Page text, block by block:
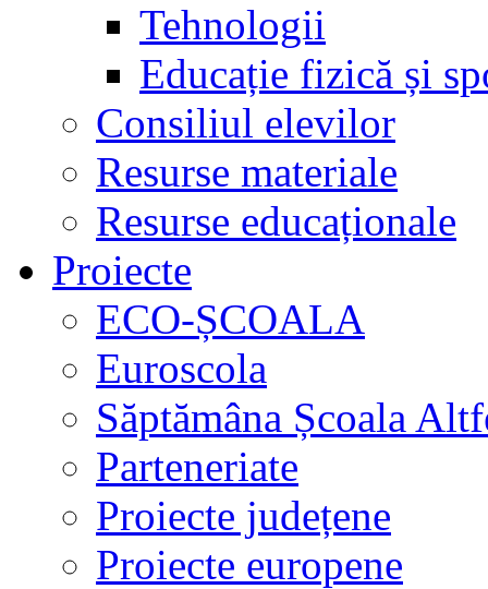
Tehnologii
Educație fizică și
Consiliul elevilor
Resurse materiale
Resurse educaționale
Proiecte
ECO-ȘCOALA
Euroscola
Săptămâna Școala
Parteneriate
Proiecte județene
Proiecte europene